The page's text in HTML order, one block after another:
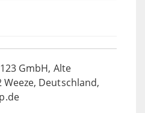
GmbH, Alte
Deutschland,